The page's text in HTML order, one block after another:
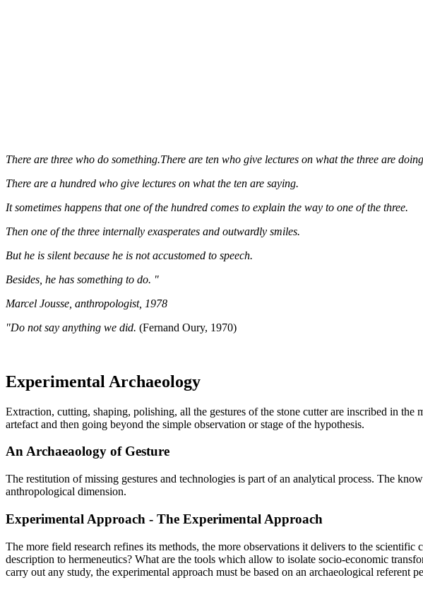
There are three who do something.There are ten who give lectures on what the three are doing
There are a hundred who give lectures on what the ten are saying.
It sometimes happens that one of the hundred comes to explain the way to one of the three.
Then one of the three internally exasperates and outwardly smiles.
But he is silent because he is not accustomed to speech.
Besides, he has something to do. "
Marcel Jousse, anthropologist, 1978
"Do not say anything we did. (Fernand Oury, 1970)
Experimental Archaeology
Extraction, cutting, shaping, polishing, all the gestures of the stone cutter are inscribed in
artefact and then going beyond the simple observation or stage of the hypothesis.
An Archaeaology of Gesture
The restitution of missing gestures and technologies is part of an analytical process. The
anthropological dimension.
Experimental Approach - The Experimental Approach
The more field research refines its methods, the more observations it delivers to the
description to hermeneutics? What are the tools which allow to isolate socio-economic
carry out any study, the experimental approach must be based on an archaeological referent